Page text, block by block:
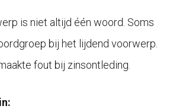
is niet altijd één woord. Soms
bij het lijdend voorwerp.
fout bij zinsontleding.